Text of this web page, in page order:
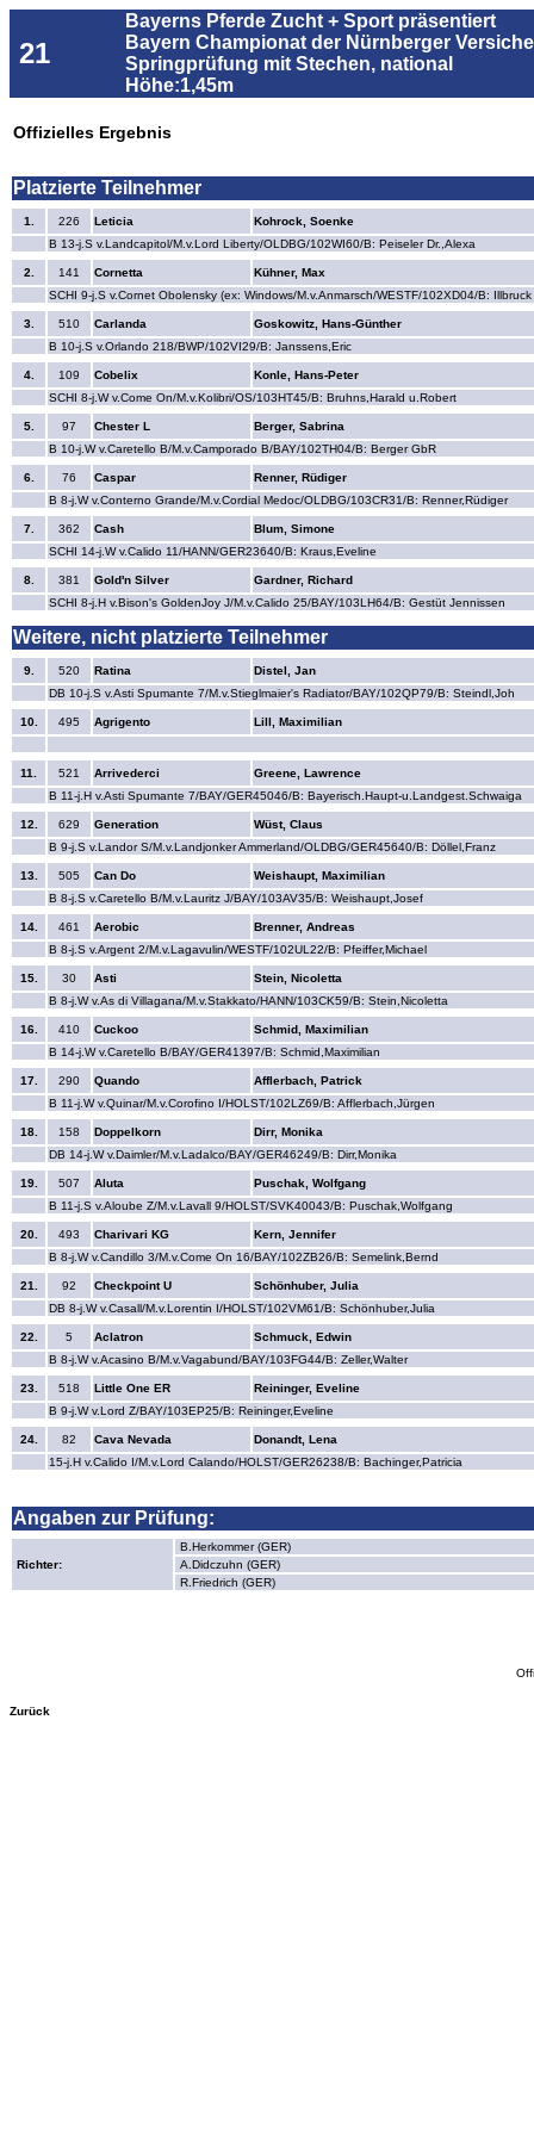
21
Bayerns Pferde Zucht + Sport präsentiert
Bayern Championat der Nürnberger
Springprüfung mit Stechen, national
Höhe:1,45m
Offizielles Ergebnis
Platzierte Teilnehmer
1. 226 Leticia
Kohrock, Soenke
B 13-j.S v.Landcapitol/M.v.Lord Liberty/OLDBG/102WI60/B: Peiseler Dr.,Alexa
2. 141 Cornetta
Kühner, Max
SCHI 9-j.S v.Cornet Obolensky (ex: Windows/M.v.Anmarsch/WESTF/102XD04/B: Illbruck
3. 510 Carlanda
Goskowitz, Hans-Günther
B 10-j.S v.Orlando 218/BWP/102VI29/B: Janssens,Eric
4. 109 Cobelix
Konle, Hans-Peter
SCHI 8-j.W v.Come On/M.v.Kolibri/OS/103HT45/B: Bruhns,Harald u.Robert
5. 97 Chester L
Berger, Sabrina
B 10-j.W v.Caretello B/M.v.Camporado B/BAY/102TH04/B: Berger GbR
6. 76 Caspar
Renner, Rüdiger
B 8-j.W v.Conterno Grande/M.v.Cordial Medoc/OLDBG/103CR31/B: Renner,Rüdiger
7. 362 Cash
Blum, Simone
SCHI 14-j.W v.Calido 11/HANN/GER23640/B: Kraus,Eveline
8. 381 Gold'n Silver
Gardner, Richard
SCHI 8-j.H v.Bison's GoldenJoy J/M.v.Calido 25/BAY/103LH64/B: Gestüt Jennissen
Weitere, nicht platzierte Teilnehmer
9. 520 Ratina
Distel, Jan
DB 10-j.S v.Asti Spumante 7/M.v.Stieglmaier's Radiator/BAY/102QP79/B: Steindl,Joh
10. 495 Agrigento Lill, Maximilian
11. 521 Arrivederci
Greene, Lawrence
B 11-j.H v.Asti Spumante 7/BAY/GER45046/B: Bayerisch.Haupt-u.Landgest.Schwaiga
12. 629 Generation
Wüst, Claus
B 9-j.S v.Landor S/M.v.Landjonker Ammerland/OLDBG/GER45640/B: Döllel,Franz
13. 505 Can Do
Weishaupt, Maximilian
B 8-j.S v.Caretello B/M.v.Lauritz J/BAY/103AV35/B: Weishaupt,Josef
14. 461 Aerobic
Brenner, Andreas
B 8-j.S v.Argent 2/M.v.Lagavulin/WESTF/102UL22/B: Pfeiffer,Michael
15. 30 Asti
Stein, Nicoletta
B 8-j.W v.As di Villagana/M.v.Stakkato/HANN/103CK59/B: Stein,Nicoletta
16. 410 Cuckoo
Schmid, Maximilian
B 14-j.W v.Caretello B/BAY/GER41397/B: Schmid,Maximilian
17. 290 Quando
Afflerbach, Patrick
B 11-j.W v.Quinar/M.v.Corofino I/HOLST/102LZ69/B: Afflerbach,Jürgen
18. 158 Doppelkorn
Dirr, Monika
DB 14-j.W v.Daimler/M.v.Ladalco/BAY/GER46249/B: Dirr,Monika
19. 507 Aluta
Puschak, Wolfgang
B 11-j.S v.Aloube Z/M.v.Lavall 9/HOLST/SVK40043/B: Puschak,Wolfgang
20. 493 Charivari KG
Kern, Jennifer
B 8-j.W v.Candillo 3/M.v.Come On 16/BAY/102ZB26/B: Semelink,Bernd
21. 92 Checkpoint U
Schönhuber, Julia
DB 8-j.W v.Casall/M.v.Lorentin I/HOLST/102VM61/B: Schönhuber,Julia
22. 5 Aclatron
Schmuck, Edwin
B 8-j.W v.Acasino B/M.v.Vagabund/BAY/103FG44/B: Zeller,Walter
23. 518 Little One ER
Reininger, Eveline
B 9-j.W v.Lord Z/BAY/103EP25/B: Reininger,Eveline
24. 82 Cava Nevada
Donandt, Lena
15-j.H v.Calido I/M.v.Lord Calando/HOLST/GER26238/B: Bachinger,Patricia
Angaben zur Prüfung:
Richter:
B.Herkommer (GER)
A.Didczuhn (GER)
R.Friedrich (GER)
Zurück